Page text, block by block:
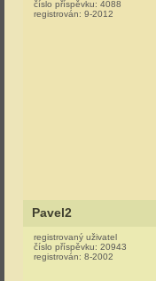
číslo příspěvku: 4088
registrován: 9-2012
Pavel2
registrovaný uživatel
číslo příspěvku: 20943
registrován: 8-2002